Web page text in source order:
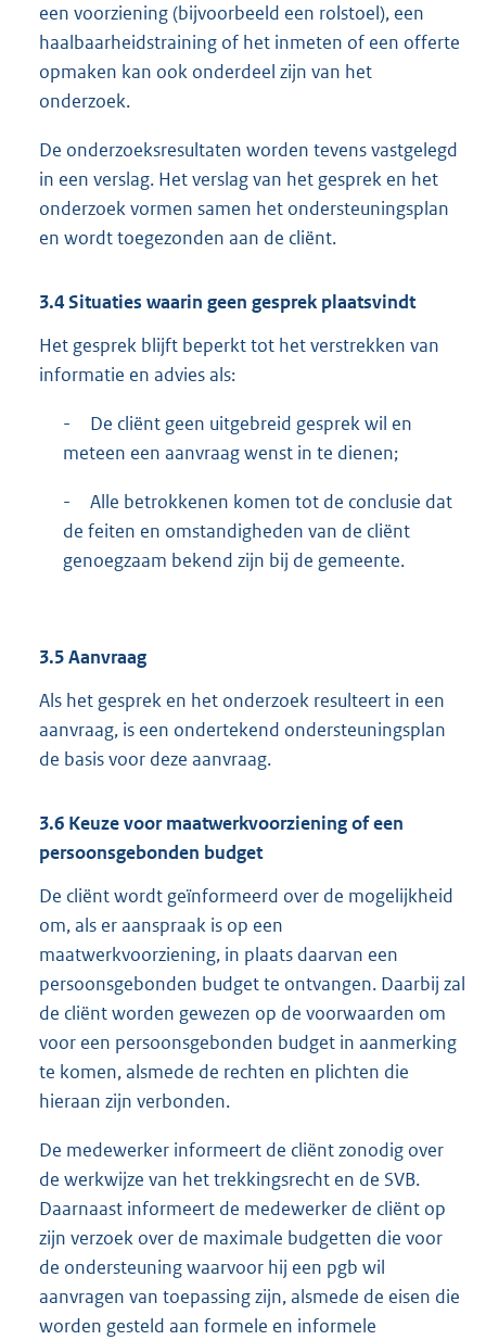
een voorziening (bijvoorbeeld een rolstoel), een
haalbaarheidstraining of het inmeten of een offerte
opmaken kan ook onderdeel zijn van het
onderzoek.
De onderzoeksresultaten worden tevens vastgelegd
in een verslag. Het verslag van het gesprek en het
onderzoek vormen samen het ondersteuningsplan
en wordt toegezonden aan de cliënt.
3.4 Situaties waarin geen gesprek plaatsvindt
Het gesprek blijft beperkt tot het verstrekken van
informatie en advies als:
-
De cliënt geen uitgebreid gesprek wil en
meteen een aanvraag wenst in te dienen;
-
Alle betrokkenen komen tot de conclusie dat
de feiten en omstandigheden van de cliënt
genoegzaam bekend zijn bij de gemeente.
3.5Aanvraag
Als het gesprek en het onderzoek resulteert in een
aanvraag, is een ondertekend ondersteuningsplan
de basis voor deze aanvraag.
3.6 Keuze voor maatwerkvoorziening of een
persoonsgebonden budget
De cliënt wordt geïnformeerd over de mogelijkheid
om, als er aanspraak is op een
maatwerkvoorziening, in plaats daarvan een
persoonsgebonden budget te ontvangen. Daarbij zal
de cliënt worden gewezen op de voorwaarden om
voor een persoonsgebonden budget in aanmerking
te komen, alsmede de rechten en plichten die
hieraan zijn verbonden.
De medewerker informeert de cliënt zonodig over
de werkwijze van het trekkingsrecht en de SVB.
Daarnaast informeert de medewerker de cliënt op
zijn verzoek over de maximale budgetten die voor
de ondersteuning waarvoor hij een pgb wil
aanvragen van toepassing zijn, alsmede de eisen die
worden gesteld aan formele en informele